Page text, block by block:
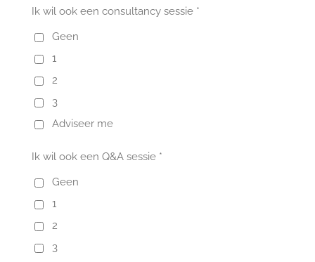
Ik wil ook een consultancy sessie *
Geen
1
2
3
Adviseer me
Ik wil ook een Q&A sessie *
Geen
1
2
3